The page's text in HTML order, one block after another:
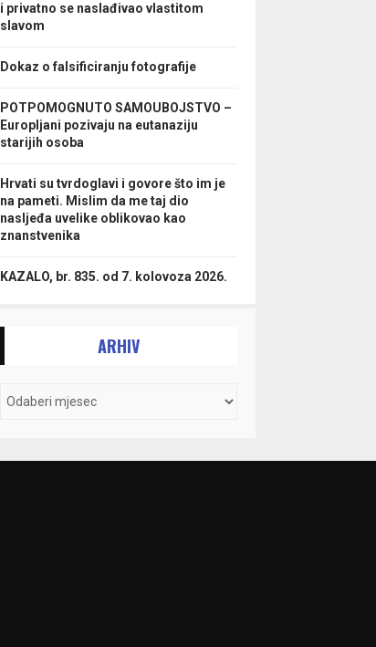
i privatno se naslađivao vlastitom
slavom
Dokaz o falsificiranju fotografije
POTPOMOGNUTO SAMOUBOJSTVO –
Europljani pozivaju na eutanaziju
starijih osoba
Hrvati su tvrdoglavi i govore što im je
na pameti. Mislim da me taj dio
nasljeđa uvelike oblikovao kao
znanstvenika
KAZALO, br. 835. od 7. kolovoza 2026.
ARHIV